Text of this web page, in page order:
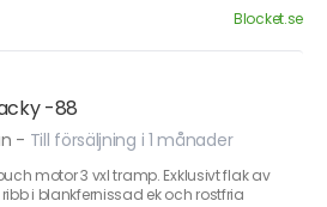
Blocket.se
-88
- Till försäljning i 1 månader
motor 3 vxl tramp. Exklusivt flak av
i blankfernissad ek och rostfria